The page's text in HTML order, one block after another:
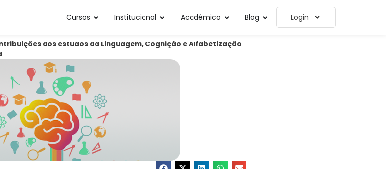
Cursos Institucional Acadêmico Blog Login
dos estudos da Linguagem, Cognição e Alfabetização